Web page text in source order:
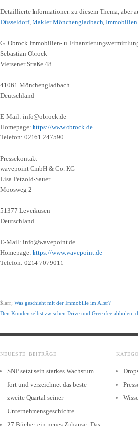
Detaillierte Informationen zu diesem Thema, aber
Düsseldorf, Makler Mönchengladbach Immobilien
G. Obrock Immobilien- u.
Sebastian Obrock
Viersener Straße 48
41061 Mönchengladbach
Deutschland
E-Mail: info@obrock.de
Homepage: https://www.obrock.de
Telefon: 02161 247590
Pressekontakt
wavepoint GmbH & Co. KG
Lisa Petzold-Sauer
Moosweg 2
51377 Leverkusen
Deutschland
E-Mail: info@wavepoint.de
Homepage: https://www.wavepoint.de
Telefon: 0214 7079011
$larr; Was geschieht mit der Immobilie im Alter?
Den Kunden selbst zwischen Drive und Greenfee abholen,
NEUESTE BEITRÄGE
SNP setzt sein starkes Wachstum
fort und verzeichnet das beste
zweite Quartal seiner
Unternehmensgeschichte
27 Bücher, ein neues Zuhause: Das